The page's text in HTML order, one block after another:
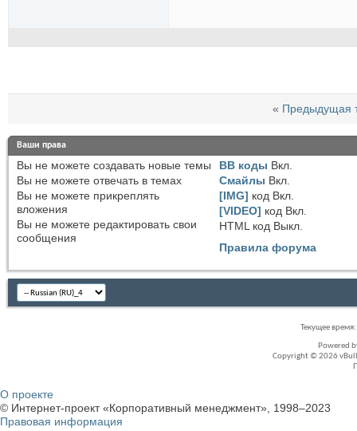
« Предыдущая
Ваши права
Вы не можете создавать новые темы
Вы не можете отвечать в темах
Вы не можете прикреплять
вложения
Вы не можете редактировать свои
сообщения
BB коды Вкл.
Смайлы Вкл.
[IMG] код Вкл.
[VIDEO] код Вкл.
HTML код Выкл.
Правила форума
Текущее время:
Powered
Copyright © 2026
О проекте
© Интернет-проект «Корпоративный менеджмент», 1998–2023
Правовая информация